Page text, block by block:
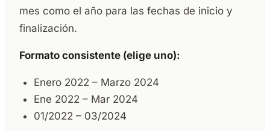
mes como el año para las fechas de inicio y
finalización.
Formato consistente (elige uno):
Enero 2022 – Marzo 2024
Ene 2022 – Mar 2024
01/2022 – 03/2024